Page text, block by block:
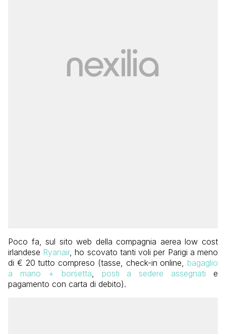
Poco fa, sul sito web della compagnia aerea low cost
irlandese Ryanair, ho scovato tanti voli per Parigi a meno
di € 20 tutto compreso (tasse, check-in online, bagaglio
a mano + borsetta, posti a sedere assegnati e
pagamento con carta di debito).